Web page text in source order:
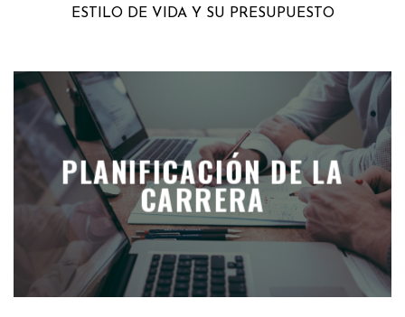
ESTILO DE VIDA Y SU PRESUPUESTO
PLANIFICACIÓN DE LA
CARRERA